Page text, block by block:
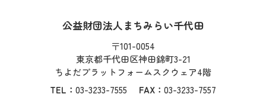
社名：
公益財団法人まちみらい千代田
住所：
〒101-0054
東京都千代田区神田錦町3-21
ちよだプラットフォームスクウェア4階
TEL： 03-3233-7555 FAX： 03-3233-7557